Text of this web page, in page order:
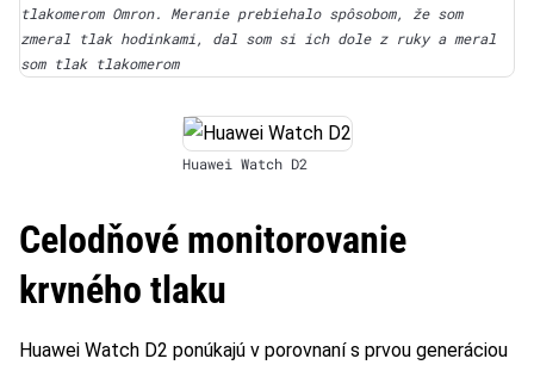
tlakomerom Omron. Meranie prebiehalo spôsobom, že som
zmeral tlak hodinkami, dal som si ich dole z ruky a meral
som tlak tlakomerom
Huawei Watch D2
Celodňové monitorovanie
krvného tlaku
Huawei Watch D2 ponúkajú v porovnaní s prvou generáciou